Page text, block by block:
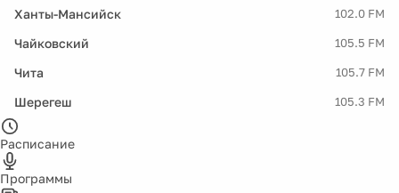
Ханты-Мансийск 102.0 FM
Чайковский 105.5 FM
Чита 105.7 FM
Шерегеш 105.3 FM
Расписание
Программы